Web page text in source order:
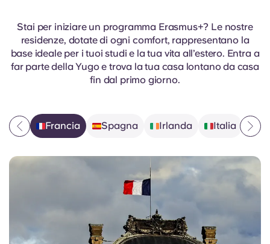
Deutsch
Italian
Portuguese
Stai per iniziare un programma Erasmus+? Le nostre
residenze, dotate di ogni comfort, rappresentano la
base ideale per i tuoi studi e la tua vita all’estero. Entra a
far parte della Yugo e trova la tua casa lontano da casa
fin dal primo giorno.
🇫🇷Francia 🇪🇸Spagna 🇮🇪Irlanda 🇮🇹Italia 🇩🇪